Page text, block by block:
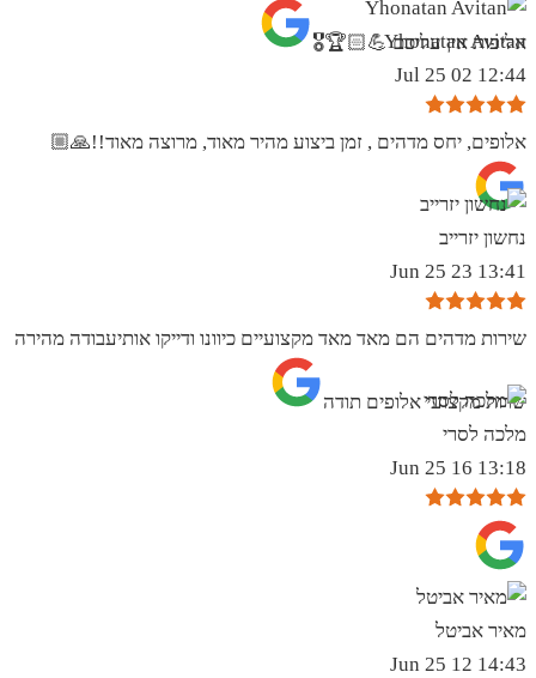
אליפות אין עליכם 💪🏻🏆🎖
Yhonatan Avitan
12:44 02 Jul 25
אלופים, יחס מדהים , זמן ביצוע מהיר מאוד, מרוצה מאוד!!🙏🏼
נחשון יזרייב
13:41 23 Jun 25
שירות מדהים הם מאד מאד מקצועיים כיוונו ודייקו אותיעבודה מהירה
שרות מקצועי אלופים תודה
מלכה לסרי
13:18 16 Jun 25
מאיר אביטל
14:43 12 Jun 25